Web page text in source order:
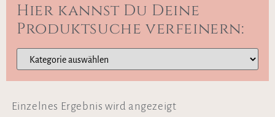
Hier kannst Du Deine
Produktsuche verfeinern:
Einzelnes Ergebnis wird angezeigt